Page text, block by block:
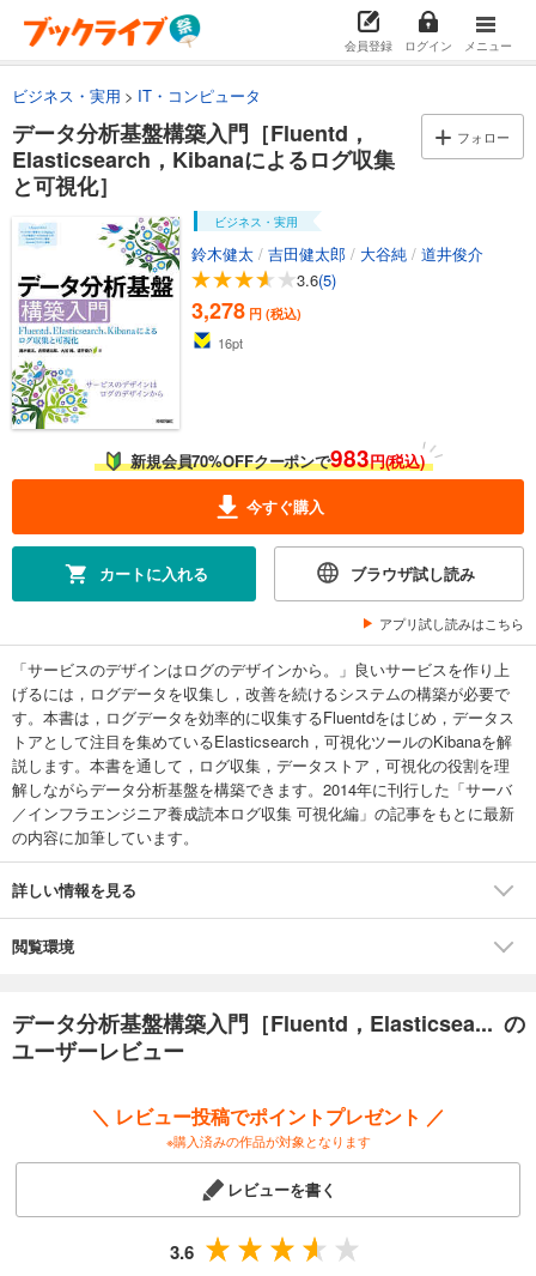
会員登録 ログイン メニュー
ビジネス・実用 IT・コンピュータ
データ分析基盤構築入門［Fluentd，
Elasticsearch，Kibanaによるログ収集
と可視化］
フォロー
ビジネス・実用
鈴木健太 / 吉田健太郎 / 大谷純 / 道井俊介
3.6(5)
3,278 円 (税込)
16pt
新規会員70%OFFクーポンで983円(税込)
今すぐ購入
カートに入れる ブラウザ試し読み
アプリ試し読みはこちら
「サービスのデザインはログのデザインから。」良いサービスを作り上
げるには，ログデータを収集し，改善を続けるシステムの構築が必要で
す。本書は，ログデータを効率的に収集するFluentdをはじめ，データス
トアとして注目を集めているElasticsearch，可視化ツールのKibanaを解
説します。本書を通して，ログ収集，データストア，可視化の役割を理
解しながらデータ分析基盤を構築できます。2014年に刊行した「サーバ
／インフラエンジニア養成読本ログ収集 可視化編」の記事をもとに最新
の内容に加筆しています。
詳しい情報を見る
閲覧環境
データ分析基盤構築入門［Fluentd，Elasticsea... の
ユーザーレビュー
＼ レビュー投稿でポイントプレゼント ／
※購入済みの作品が対象となります
レビューを書く
3.6